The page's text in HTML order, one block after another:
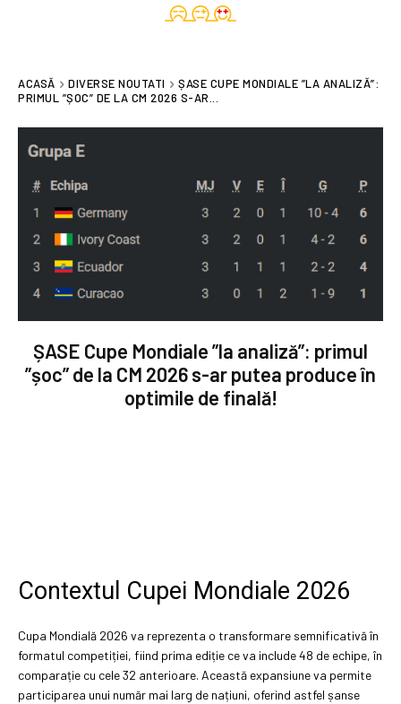
ACASĂ DIVERSE NOUTATI
ȘASE CUPE MONDIALE ”LA ANALIZĂ”:
PRIMUL ”ȘOC” DE LA CM 2026 S-AR...
ȘASE Cupe Mondiale ”la analiză”: primul
”șoc” de la CM 2026 s-ar putea produce în
optimile de finală!
Contextul Cupei Mondiale 2026
Cupa Mondială 2026 va reprezenta o transformare semnificativă în
formatul competiției, fiind prima ediție ce va include 48 de echipe, în
comparație cu cele 32 anterioare. Această expansiune va permite
participarea unui număr mai larg de națiuni, oferind astfel șanse